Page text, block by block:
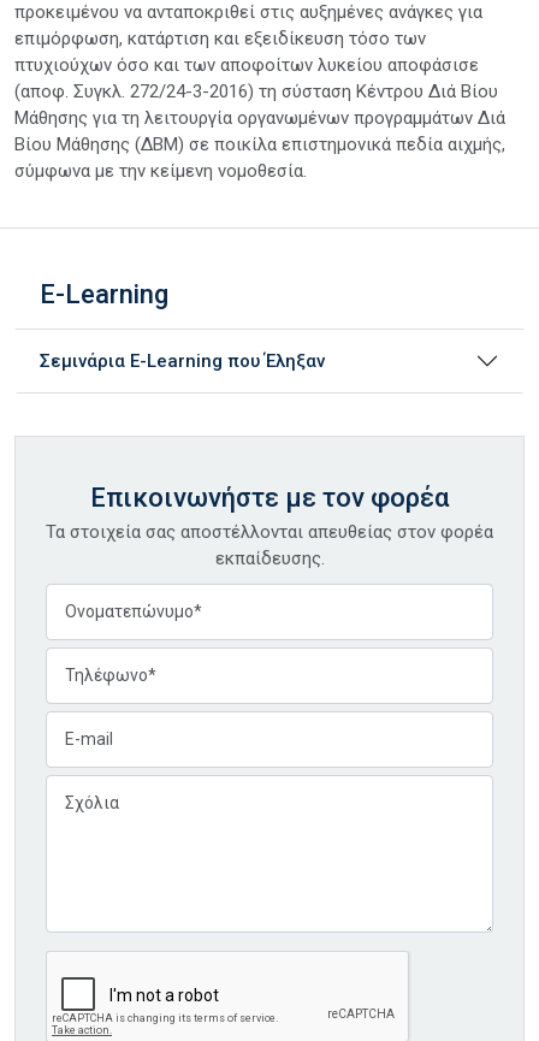
προκειμένου να ανταποκριθεί στις αυξημένες ανάγκες για
επιμόρφωση, κατάρτιση και εξειδίκευση τόσο των
πτυχιούχων όσο και των αποφοίτων λυκείου αποφάσισε
(αποφ. Συγκλ. 272/24-3-2016) τη σύσταση Κέντρου Διά Βίου
Μάθησης για τη λειτουργία οργανωμένων προγραμμάτων Διά
Βίου Μάθησης (ΔΒΜ) σε ποικίλα επιστημονικά πεδία αιχμής,
σύμφωνα με την κείμενη νομοθεσία.
E-Learning
Σεμινάρια E-Learning που Έληξαν
Επικοινωνήστε με τον φορέα
Τα στοιχεία σας αποστέλλονται απευθείας στον φορέα
εκπαίδευσης.